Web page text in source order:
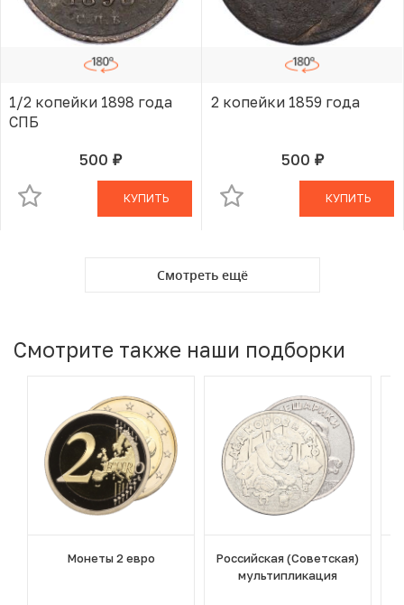
1/2 копейки 1898 года
СПБ
500 руб.В КОРЗИНЕ
КУПИТЬ
2 копейки 1859 года
500 руб.В КОРЗИНЕ
КУПИТЬ
Смотреть ещё
Смотрите также наши подборки
Монеты 2 евро
Российская (Советская)
мультипликация